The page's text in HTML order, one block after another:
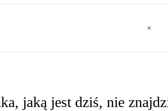
jaką jest dziś, nie